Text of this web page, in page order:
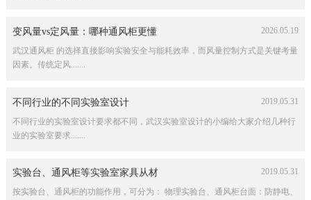
变风量vs定风量：哪种通风柜更懂 2026.05.19
武汉通风柜 的选择直接影响实验安全与能耗效率，而风量控制方式是关键考量
因素。传统定风.......
不同行业的不同实验室设计 2019.05.31
不同行业的实验室设计要求都不同，武汉实验室设计的小编给大家介绍几种行
业的实验室要求.......
实验台、通风柜等实验室家具从材 2019.05.31
按实验台、通风柜的功能作用，可分为： 物理实验台、通风柜台面：防静电、